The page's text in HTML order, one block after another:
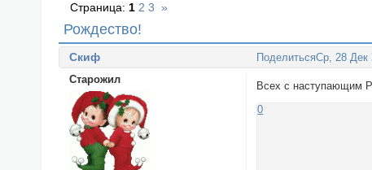
Рождество!
Страница: 1 2 3 »
ПоделитьсяСр, 28 Дек
Cкиф
Старожил
Всех с наступающим
0